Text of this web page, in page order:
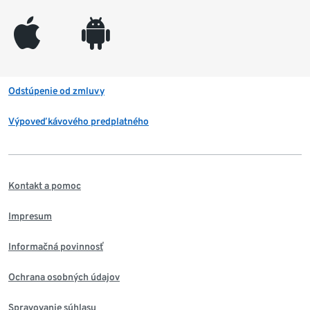
appleinc android
Odstúpenie od zmluvy
Výpoveď kávového predplatného
Kontakt a pomoc
Impresum
Informačná povinnosť
Ochrana osobných údajov
Spravovanie súhlasu